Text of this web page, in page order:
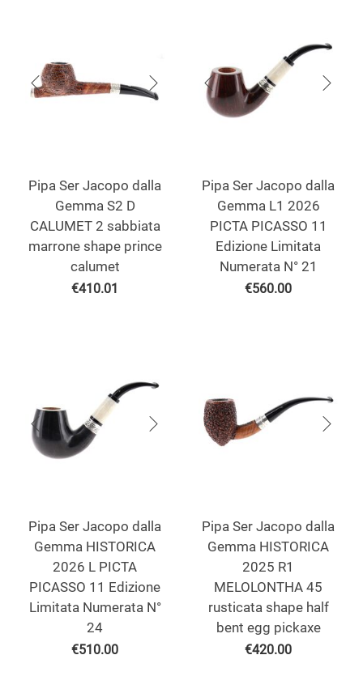
Pipa Ser Jacopo dalla
Gemma S2 D
CALUMET 2 sabbiata
marrone shape prince
calumet
€410.01
Pipa Ser Jacopo dalla
Gemma L1 2026
PICTA PICASSO 11
Edizione Limitata
Numerata N° 21
€560.00
Pipa Ser Jacopo dalla
Gemma HISTORICA
2026 L PICTA
PICASSO 11 Edizione
Limitata Numerata N°
24
€510.00
Pipa Ser Jacopo dalla
Gemma HISTORICA
2025 R1
MELOLONTHA 45
rusticata shape half
bent egg pickaxe
€420.00